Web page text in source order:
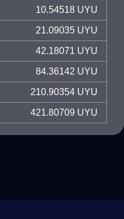
10.54518 UYU
21.09035 UYU
42.18071 UYU
84.36142 UYU
210.90354 UYU
421.80709 UYU